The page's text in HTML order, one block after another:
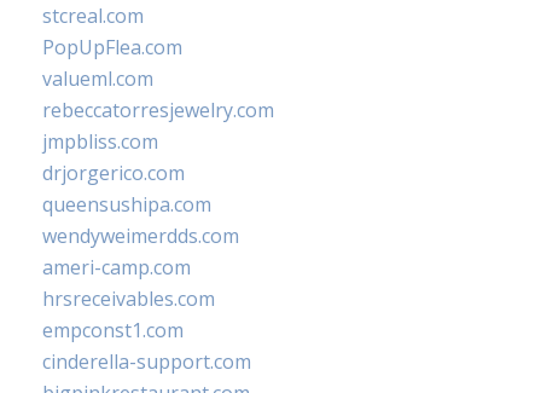
stcreal.com
PopUpFlea.com
valueml.com
rebeccatorresjewelry.com
jmpbliss.com
drjorgerico.com
queensushipa.com
wendyweimerdds.com
ameri-camp.com
hrsreceivables.com
empconst1.com
cinderella-support.com